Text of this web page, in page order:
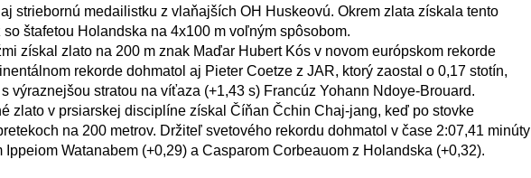
striebornú medailistku z vlaňajších OH Huskeovú. Okrem zlata získala tento
so štafetou Holandska na 4x100 m voľným spôsobom.
rekorde dohmatol aj Pieter Coetze z JAR, ktorý zaostal o 0,17 stotín,
výraznejšou stratou na víťaza (+1,43 s) Francúz Yohann Ndoye-Brouard.
na 200 metrov. Držiteľ svetového rekordu dohmatol v čase 2:07,41 minúty
Ippeiom Watanabem (+0,29) a Casparom Corbeauom z Holandska (+0,32).